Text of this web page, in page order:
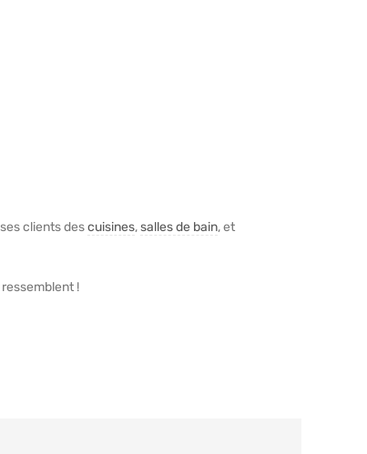
clients descuisines,salles de bain, et
!